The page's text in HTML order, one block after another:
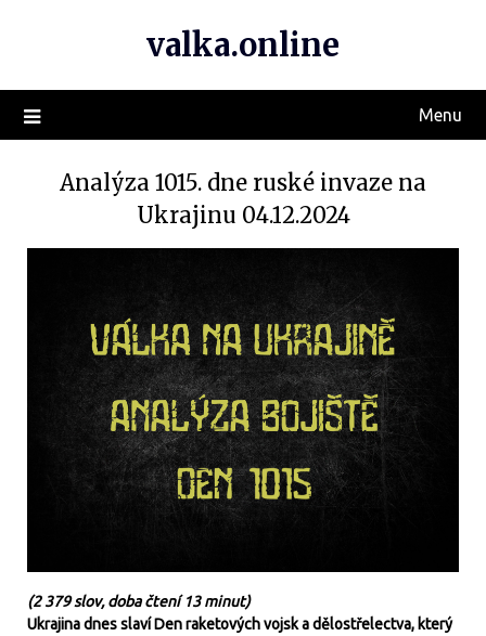
valka.online
Menu
Analýza 1015. dne ruské invaze na
Ukrajinu 04.12.2024
(2 379 slov, doba čtení 13 minut)
Ukrajina dnes slaví Den raketových vojsk a dělostřelectva, který